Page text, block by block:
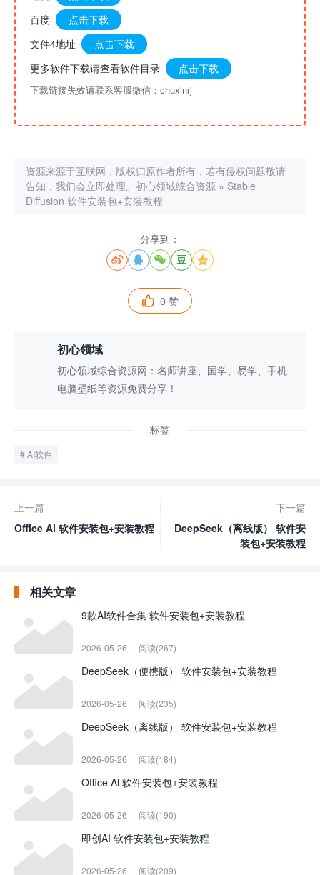
百度
点击下载
文件4地址
点击下载
更多软件下载请查看软件目录
点击下载
下载链接失效请联系客服微信：chuxinrj
资源来源于互联网，版权归原作者所有，若有侵权问题敬请
告知，我们会立即处理。 初心领域综合资源 » Stable
Diffusion 软件安装包+安装教程
分享到：
    
 0 赞
初心领域
初心领域综合资源网：名师讲座、国学、易学、手机
电脑壁纸等资源免费分享！
标签
AI软件
上一篇
Office Al 软件安装包+安装教程
下一篇
DeepSeek（离线版） 软件安
装包+安装教程
相关文章
9款AI软件合集 软件安装包+安装教程
2026-05-26 阅读(267)
DeepSeek（便携版） 软件安装包+安装教程
2026-05-26 阅读(235)
DeepSeek（离线版） 软件安装包+安装教程
2026-05-26 阅读(184)
Office Al 软件安装包+安装教程
2026-05-26 阅读(190)
即创AI 软件安装包+安装教程
2026-05-26 阅读(209)